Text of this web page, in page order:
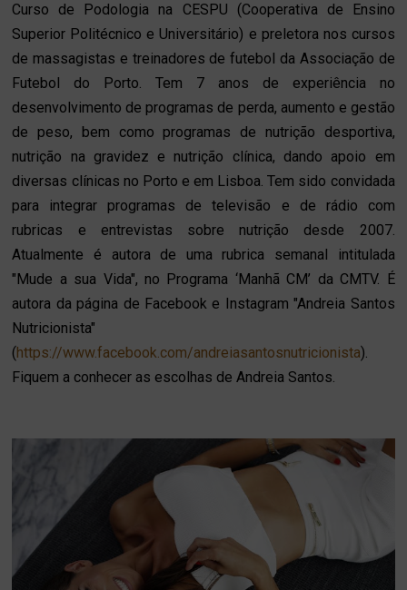
Curso de Podologia na CESPU (Cooperativa de Ensino
Superior Politécnico e Universitário) e preletora nos cursos
de massagistas e treinadores de futebol da Associação de
Futebol do Porto. Tem 7 anos de experiência no
desenvolvimento de programas de perda, aumento e gestão
de peso, bem como programas de nutrição desportiva,
nutrição na gravidez e nutrição clínica, dando apoio em
diversas clínicas no Porto e em Lisboa. Tem sido convidada
para integrar programas de televisão e de rádio com
rubricas e entrevistas sobre nutrição desde 2007.
Atualmente é autora de uma rubrica semanal intitulada
"Mude a sua Vida", no Programa ‘Manhã CM’ da CMTV. É
autora da página de Facebook e Instagram "Andreia Santos
Nutricionista"
(https://www.facebook.com/andreiasantosnutricionista).
Fiquem a conhecer as escolhas de Andreia Santos.